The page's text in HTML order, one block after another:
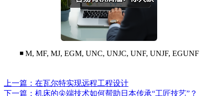
◾ M, MF, MJ, EGM, UNC, UNJC, UNF, UNJF, EGUNF
上一篇：在瓦尔特实现远程工程设计
下一篇：机床的尖端技术如何帮助日本传承“工匠技艺”？